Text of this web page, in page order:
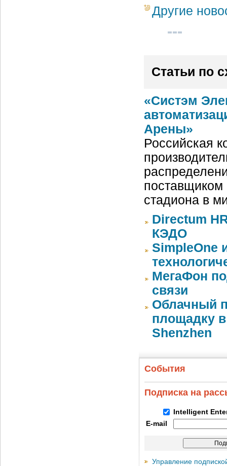
Другие
Статьи по
«Систэм
Арены»
Российская
поставщиком
стадиона в
Directum
КЭДО
SimpleOne
МегаФон
связи
Облачный
площадку в
Shenzhen
События
Подписка на
Intelligent
E-mail
Управление